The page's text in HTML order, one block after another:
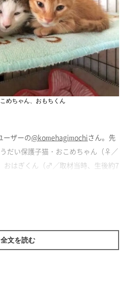
めちゃん、おもちくん
ーザーの@komehagimochiさん。先
だい保護子猫・おこめちゃん（♀／
おはぎくん（♂／取材当時、生後約7
お話を伺いました。
全文を読む